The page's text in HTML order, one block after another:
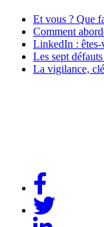
Et vous ? Que
Comment
LinkedIn :
Les sept
La vigilance,
Lien
Lien
Twitter
Lien